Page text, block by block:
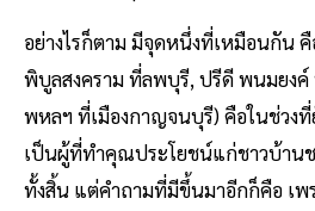
อย่างไรก็ตาม มีจุดหนึ่งที่เหมือนกัน
พิบูลสงคราม ที่ลพบุรี, ปรีดี พนมยงค์
พหลฯ ที่เมืองกาญจนบุรี) คือในช่วงที่
เป็นผู้ที่ทำคุณประโยชน์แก่ชาวบ้านช
ทั้งสิ้น แต่คำถามที่มีขึ้นมาอีกก็คือ เพ